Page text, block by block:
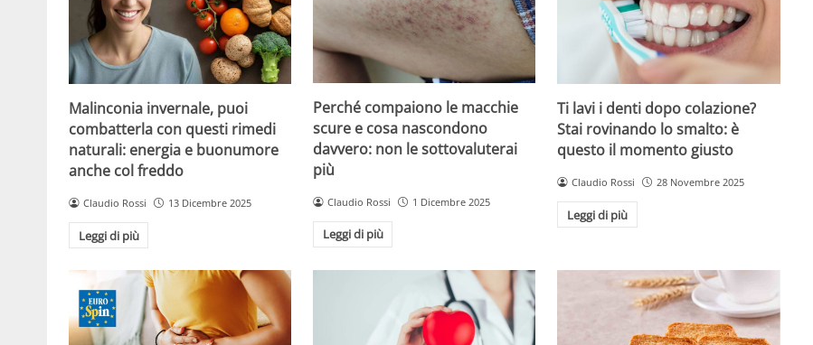
Malinconia invernale, puoi
combatterla con questi rimedi
naturali: energia e buonumore
anche col freddo
Claudio Rossi 13 Dicembre 2025
Leggi di più
Perché compaiono le macchie
scure e cosa nascondono
davvero: non le sottovaluterai
più
Claudio Rossi 1 Dicembre 2025
Leggi di più
Ti lavi i denti dopo colazione?
Stai rovinando lo smalto: è
questo il momento giusto
Claudio Rossi 28 Novembre 2025
Leggi di più